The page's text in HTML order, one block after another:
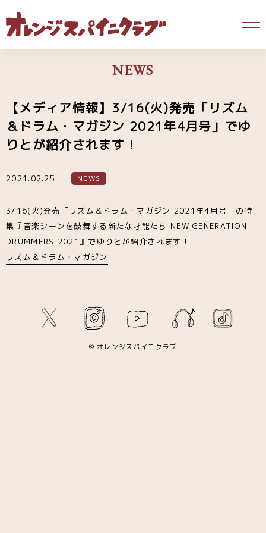
NEWS
【メディア情報】3/16(火)発売「リズム
＆ドラム・マガジン 2021年4月号」でゆ
りとが紹介されます！
2021.02.25 NEWS
3/16(火)発売「リズム＆ドラム・マガジン 2021年4月号」の特
集『音楽シーンを鼓舞する新たな才能たち NEW GENERATION
DRUMMERS 2021』でゆりとが紹介されます！
リズム＆ドラム・マガジン
© オレンジスパイニクラブ